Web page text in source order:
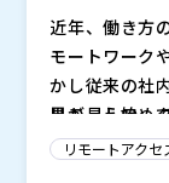
株式会社オー
マジセミ株式
※共催、協賛
れる可能性が
近年、働き方
モートワーク
かし従来の社
界が見え始め
なく、複雑な
リモートワー
ートアクセス
リモートアクセ